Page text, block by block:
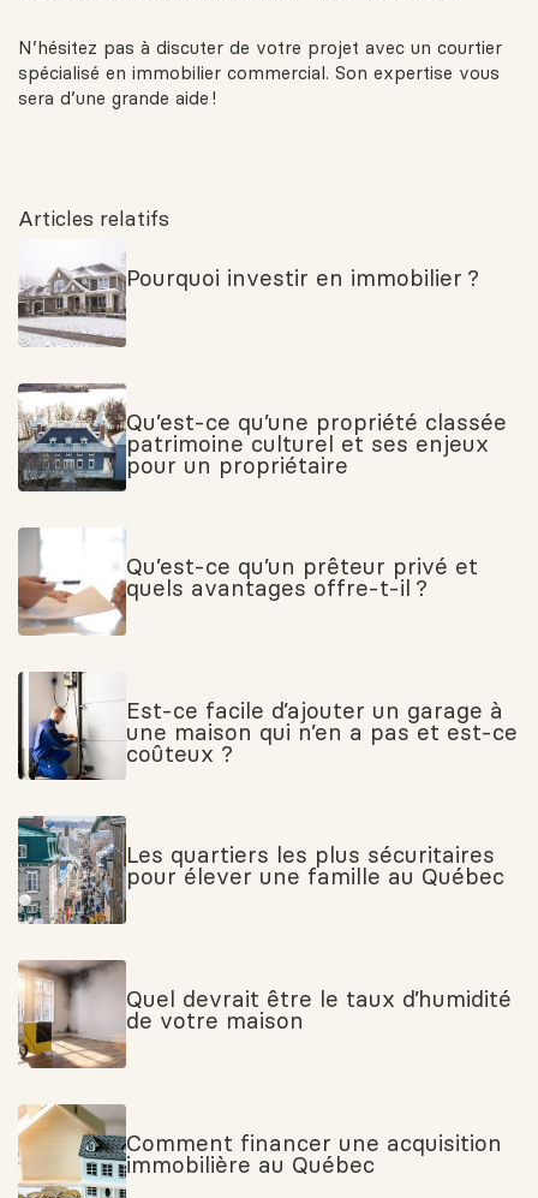
N’hésitez pas à discuter de votre projet avec un courtier
spécialisé en immobilier commercial. Son expertise vous
sera d’une grande aide !
Articles relatifs
Pourquoi investir en immobilier ?
Qu’est-ce qu’une propriété classée
patrimoine culturel et ses enjeux
pour un propriétaire
Qu’est-ce qu’un prêteur privé et
quels avantages offre-t-il ?
Est-ce facile d’ajouter un garage à
une maison qui n’en a pas et est-ce
coûteux ?
Les quartiers les plus sécuritaires
pour élever une famille au Québec
Quel devrait être le taux d’humidité
de votre maison
Comment financer une acquisition
immobilière au Québec